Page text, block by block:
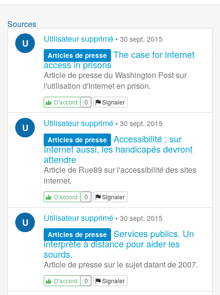
Sources
U Utilisateur supprimé • 30 sept. 2015
Articles de presse
The case for internet
access in prisons
Article de presse du Washington Post sur
l'utilisation d'Internet en prison.
D'accord 0 Signaler
U Utilisateur supprimé • 30 sept. 2015
Articles de presse
Accessibilité : sur
Internet aussi, les handicapés devront
attendre
Article de Rue89 sur l'accessibilité des sites
internet.
D'accord 0 Signaler
U Utilisateur supprimé • 30 sept. 2015
Articles de presse
Services publics. Un
interprète à distance pour aider les
sourds.
Article de presse sur le sujet datant de 2007.
D'accord 0 Signaler